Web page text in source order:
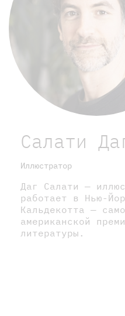
Салати
Иллюстратор
Даг Салати —
работает в Нью-
Кальдекотта —
американской
литературы.